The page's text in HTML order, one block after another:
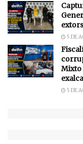
5 DE
Mixto
5 DE